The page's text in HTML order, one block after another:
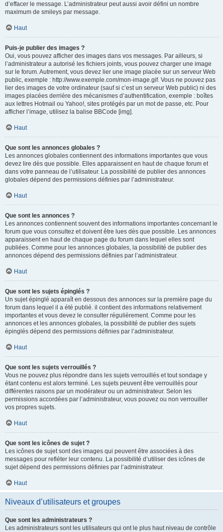
d’effacer le message. L’administrateur peut aussi avoir défini un nombre
maximum de smileys par message.
Haut
Puis-je publier des images ?
Oui, vous pouvez afficher des images dans vos messages. Par ailleurs, si
l’administrateur a autorisé les fichiers joints, vous pouvez charger une image
sur le forum. Autrement, vous devez lier une image placée sur un serveur Web
public, exemple : http://www.exemple.com/mon-image.gif. Vous ne pouvez pas
lier des images de votre ordinateur (sauf si c’est un serveur Web public) ni des
images placées derrière des mécanismes d’authentification, exemple : boîtes
aux lettres Hotmail ou Yahoo!, sites protégés par un mot de passe, etc. Pour
afficher l’image, utilisez la balise BBCode [img].
Haut
Que sont les annonces globales ?
Les annonces globales contiennent des informations importantes que vous
devez lire dès que possible. Elles apparaissent en haut de chaque forum et
dans votre panneau de l’utilisateur. La possibilité de publier des annonces
globales dépend des permissions définies par l’administrateur.
Haut
Que sont les annonces ?
Les annonces contiennent souvent des informations importantes concernant le
forum que vous consultez et doivent être lues dès que possible. Les annonces
apparaissent en haut de chaque page du forum dans lequel elles sont
publiées. Comme pour les annonces globales, la possibilité de publier des
annonces dépend des permissions définies par l’administrateur.
Haut
Que sont les sujets épinglés ?
Un sujet épinglé apparaît en dessous des annonces sur la première page du
forum dans lequel il a été publié. il contient des informations relativement
importantes et vous devez le consulter régulièrement. Comme pour les
annonces et les annonces globales, la possibilité de publier des sujets
épinglés dépend des permissions définies par l’administrateur.
Haut
Que sont les sujets verrouillés ?
Vous ne pouvez plus répondre dans les sujets verrouillés et tout sondage y
étant contenu est alors terminé. Les sujets peuvent être verrouillés pour
différentes raisons par un modérateur ou un administrateur. Selon les
permissions accordées par l’administrateur, vous pouvez ou non verrouiller
vos propres sujets.
Haut
Que sont les icônes de sujet ?
Les icônes de sujet sont des images qui peuvent être associées à des
messages pour refléter leur contenu. La possibilité d’utiliser des icônes de
sujet dépend des permissions définies par l’administrateur.
Haut
Niveaux d’utilisateurs et groupes
Que sont les administrateurs ?
Les administrateurs sont les utilisateurs qui ont le plus haut niveau de contrôle